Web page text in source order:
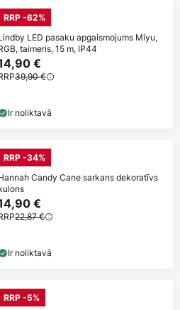
RRP -62%
LED pasaku apgaismojums Miyu,
taimeris, 15 m, IP44
€
39,90 €
Ir noliktavā
RRP -34%
Candy Cane sarkans dekoratīvs
€
22,87 €
Ir noliktavā
RRP -5%